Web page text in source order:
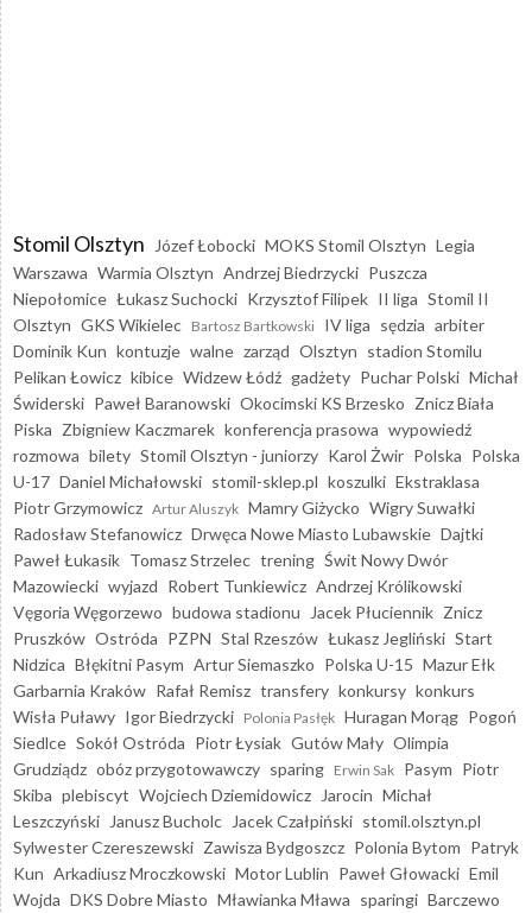
Stomil Olsztyn Józef Łobocki MOKS Stomil Olsztyn Legia
Warszawa Warmia Olsztyn Andrzej Biedrzycki Puszcza
Niepołomice Łukasz Suchocki Krzysztof Filipek II liga Stomil II
Olsztyn GKS Wikielec Bartosz Bartkowski IV liga sędzia arbiter
Dominik Kun kontuzje walne zarząd Olsztyn stadion Stomilu
Pelikan Łowicz kibice Widzew Łódź gadżety Puchar Polski Michał
Świderski Paweł Baranowski Okocimski KS Brzesko Znicz Biała
Piska Zbigniew Kaczmarek konferencja prasowa wypowiedź
rozmowa bilety Stomil Olsztyn - juniorzy Karol Żwir Polska Polska
U-17 Daniel Michałowski stomil-sklep.pl koszulki Ekstraklasa
Piotr Grzymowicz Artur Aluszyk Mamry Giżycko Wigry Suwałki
Radosław Stefanowicz Drwęca Nowe Miasto Lubawskie Dajtki
Paweł Łukasik Tomasz Strzelec trening Świt Nowy Dwór
Mazowiecki wyjazd Robert Tunkiewicz Andrzej Królikowski
Vęgoria Węgorzewo budowa stadionu Jacek Płuciennik Znicz
Pruszków Ostróda PZPN Stal Rzeszów Łukasz Jegliński Start
Nidzica Błękitni Pasym Artur Siemaszko Polska U-15 Mazur Ełk
Garbarnia Kraków Rafał Remisz transfery konkursy konkurs
Wisła Puławy Igor Biedrzycki Polonia Pasłęk Huragan Morąg Pogoń
Siedlce Sokół Ostróda Piotr Łysiak Gutów Mały Olimpia
Grudziądz obóz przygotowawczy sparing Erwin Sak Pasym Piotr
Skiba plebiscyt Wojciech Dziemidowicz Jarocin Michał
Leszczyński
Janusz Bucholc Jacek Czałpiński stomil.olsztyn.pl
Sylwester Czereszewski Zawisza Bydgoszcz Polonia Bytom Patryk
Kun Arkadiusz Mroczkowski Motor Lublin Paweł Głowacki Emil
Wojda DKS Dobre Miasto Mławianka Mława sparingi Barczewo